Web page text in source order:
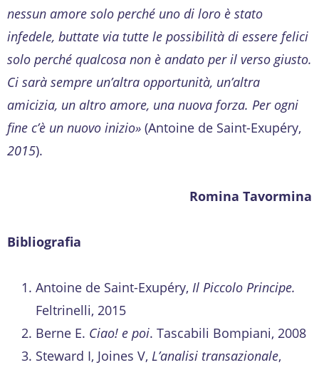
nessun amore solo perché uno di loro è stato
infedele, buttate via tutte le possibilità di essere felici
solo perché qualcosa non è andato per il verso giusto.
Ci sarà sempre un’altra opportunità, un’altra
amicizia, un altro amore, una nuova forza. Per ogni
fine c’è un nuovo inizio» (Antoine de Saint-Exupéry,
2015).
Romina Tavormina
Bibliografia
Antoine de Saint-Exupéry, Il Piccolo Principe.
Feltrinelli, 2015
Berne E. Ciao! e poi. Tascabili Bompiani, 2008
Steward I, Joines V, L’analisi transazionale,